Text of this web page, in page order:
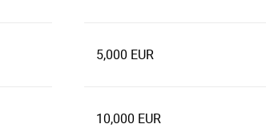
5,000 EUR
10,000 EUR